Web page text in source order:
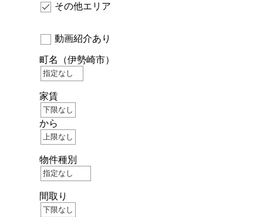
その他エリア
動画紹介あり
町名 （伊勢崎市）
家賃
から
物件種別
間取り